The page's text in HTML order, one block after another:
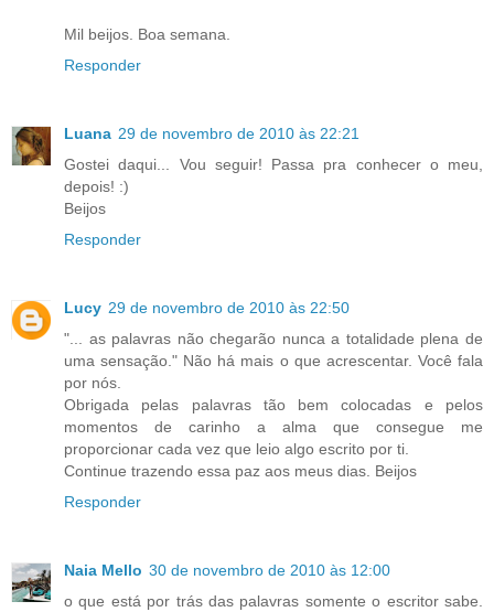
Mil beijos. Boa semana.
Responder
Luana 29 de novembro de 2010 às 22:21
Gostei daqui... Vou seguir! Passa pra conhecer o meu,
depois! :)
Beijos
Responder
Lucy 29 de novembro de 2010 às 22:50
"... as palavras não chegarão nunca a totalidade plena de
uma sensação." Não há mais o que acrescentar. Você fala
por nós.
Obrigada pelas palavras tão bem colocadas e pelos
momentos de carinho a alma que consegue me
proporcionar cada vez que leio algo escrito por ti.
Continue trazendo essa paz aos meus dias. Beijos
Responder
Naia Mello 30 de novembro de 2010 às 12:00
o que está por trás das palavras somente o escritor sabe.